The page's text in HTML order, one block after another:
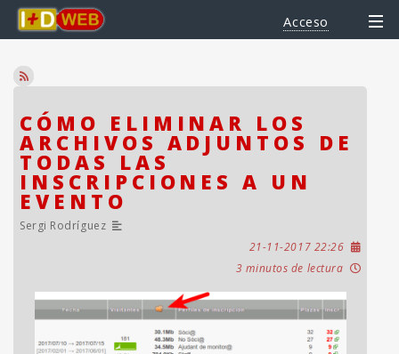
Acceso
CÓMO ELIMINAR LOS
ARCHIVOS ADJUNTOS DE
TODAS LAS
INSCRIPCIONES A UN
EVENTO
Sergi Rodríguez
21-11-2017 22:26
3 minutos de lectura